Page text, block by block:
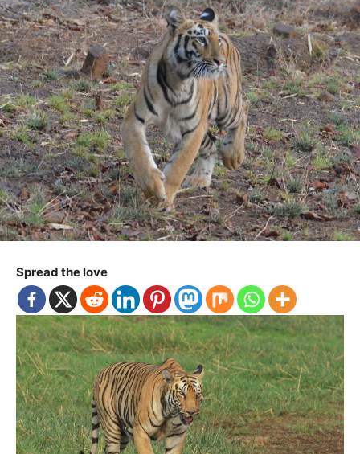
Spread the love